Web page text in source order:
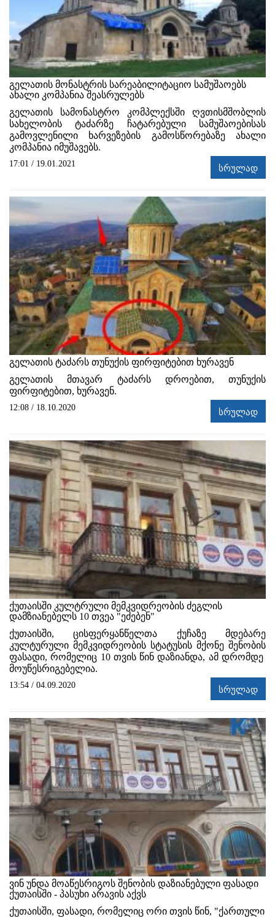
გელათის მონასტრის სარეაბილიტაციო სამუშაოებს
ახალი კომპანია შეასრულებს
გელათის სამონასტრო კომპლექსში ღვთისმშობლის
სახელობის ტაძარზე ჩატარებული სამუშაოებისას
გამოვლენილი ხარვეზების გამოსწორებაზე ახალი
კომპანია იმუშავებს.
17:01 / 19.01.2021 სრულად
გელათის ტაძარს თუნუქის ფირფიტებით ხურავენ
გელათის მთავარ ტაძარს დროებით, თუნუქის
ფირფიტებით, ხურავენ.
12:08 / 18.10.2020 სრულად
ქუთაისში კულტრული მემკვიდრეობის ძეგლის
დამზიანებელს 10 თვეა "ეძებენ"
ქუთაისში,ცისფერყანწელთა ქუჩაზე მდებარე
კულტურული მემკვიდრეობის სტატუსის მქონე შენობის
ფასადი, რომელიც 10 თვის წინ დაზიანდა, ამ დრომდე
მოუწესრიგებელია.
13:54 / 04.09.2020 სრულად
ვინ უნდა მოაწესრიგოს შენობის დაზიანებული ფასადი
ქუთაისში - პასუხი არავის აქვს
ქუთაისში, ფასადი, რომელიც ორი თვის წინ, "ქართული